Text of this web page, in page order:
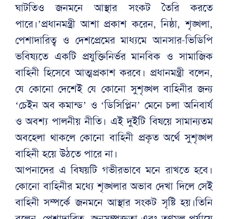
ঘাটতিও জনমনে আস্থার সংকট তৈরি করতে
পারে।’প্রধানমন্ত্রী আশা প্রকাশ করেন, নিষ্ঠা, শৃঙ্খলা,
পেশাদারিত্ব ও দেশপ্রেমের মাধ্যমে আনসার-ভিডিপি
ভবিষ্যতে একটি প্রযুক্তিনির্ভর মানবিক ও সামাজিক
বাহিনী হিসেবে আত্মপ্রকাশ করবে। প্রধানমন্ত্রী বলেন,
যে কোনো দেশেই যে কোনো সুশৃঙ্খল বাহিনীর জন্য
‘চেইন অব কমান্ড’ ও ‘ডিসিপ্লিন’ মেনে চলা অনিবার্য
ও অবশ্য পালনীয় নীতি। এই দুইটি বিষয়ে সামান্যতম
অবহেলা থাকলে কোনো বাহিনী প্রকৃত অর্থে সুশৃঙ্খল
বাহিনী হয়ে উঠতে পারে না।
আপনাদের এ বিষয়টি গভীরভাবে মনে রাখতে হবে।
কোনো বাহিনীর মধ্যে শৃঙ্খলার অভাব দেখা দিলে সেই
বাহিনী সম্পর্কে জনমনে আস্থার সংকট সৃষ্টি হয়।তিনি